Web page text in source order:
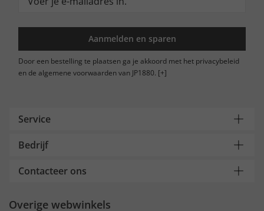
Aanmelden en sparen
Door een bestelling te plaatsen ga je akkoord met het privacybeleid
en de algemene voorwaarden van JP1880. [+]
Service
Bedrijf
Contacteer ons
Overige webwinkels